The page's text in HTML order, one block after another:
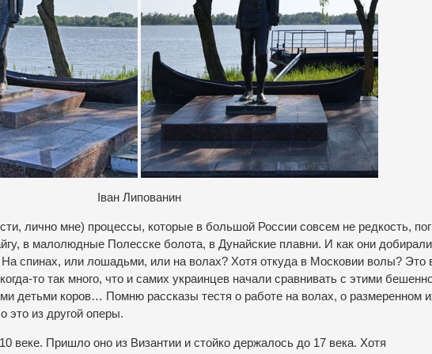
Іван Липованин
лично мне) процессы, которые в большой России совсем не редкость,
в малолюдные Полесске болота, в Дунайские плавни. И как они
спинах, или лошадьми, или на волах? Хотя откуда в Московии волы? Это
то так много, что и самих украинцев начали сравнивать с этими
детьми коров… Помню рассказы тестя о работе на волах, о размеренном
это из другой оперы.
веке. Пришло оно из Византии и стойко держалось до 17 века. Хотя